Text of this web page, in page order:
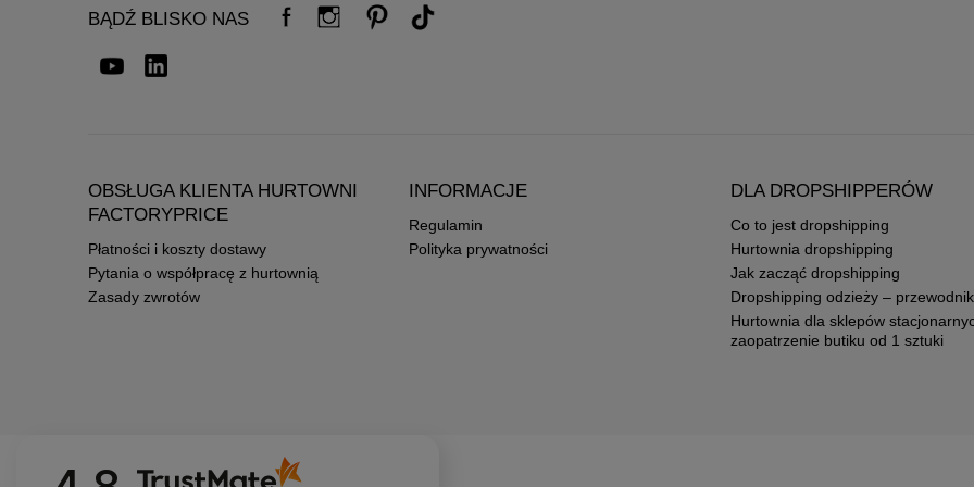
BĄDŹ BLISKO NAS
OBSŁUGA KLIENTA HURTOWNI
FACTORYPRICE
Płatności i koszty dostawy
Pytania o współpracę z hurtownią
Zasady zwrotów
INFORMACJE
Regulamin
Polityka prywatności
DLA DROPSHIPPERÓW
Co to jest dropshipping
Hurtownia dropshipping
Jak zacząć dropshipping
Dropshipping odzieży – przewodnik
Hurtownia dla sklepów
zaopatrzenie butiku od 1 sztuki